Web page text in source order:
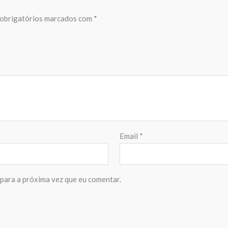
marcados com *
Email *
a próxima vez que eu comentar.